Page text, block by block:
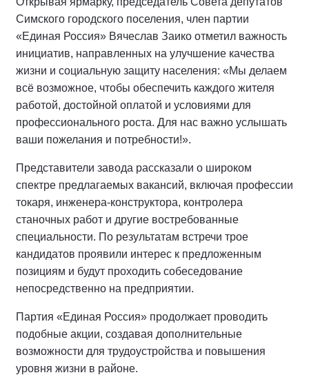
Симского городского поселения, член партии
«Единая Россия» Вячеслав Заико отметил важность
инициатив, направленных на улучшение качества
жизни и социальную защиту населения: «Мы делаем
всё возможное, чтобы обеспечить каждого жителя
работой, достойной оплатой и условиями для
профессионального роста. Для нас важно услышать
ваши пожелания и потребности!».
Представители завода рассказали о широком
спектре предлагаемых вакансий, включая профессии
токаря, инженера-конструктора, контролера
станочных работ и другие востребованные
специальности. По результатам встречи трое
кандидатов проявили интерес к предложенным
позициям и будут проходить собеседование
непосредственно на предприятии.
Партия «Единая Россия» продолжает проводить
подобные акции, создавая дополнительные
возможности для трудоустройства и повышения
уровня жизни в районе.